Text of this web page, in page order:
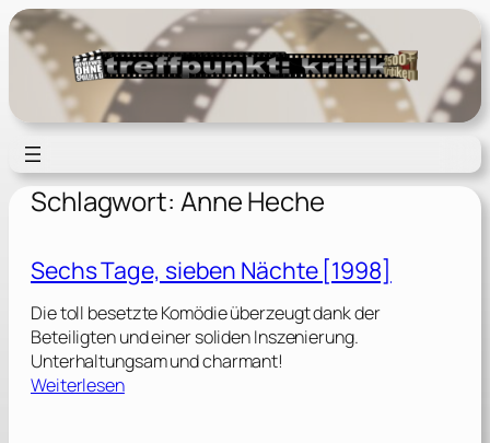
Zum
Inhalt
springen
Schlagwort: Anne Heche
Sechs Tage, sieben Nächte [1998]
Die toll besetzte Komödie überzeugt dank der
Beteiligten und einer soliden Inszenierung.
Unterhaltungsam und charmant!
Weiterlesen: